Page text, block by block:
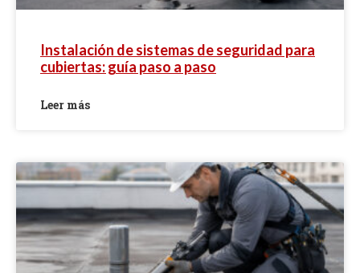
Instalación de sistemas de seguridad para
cubiertas: guía paso a paso
Leer más